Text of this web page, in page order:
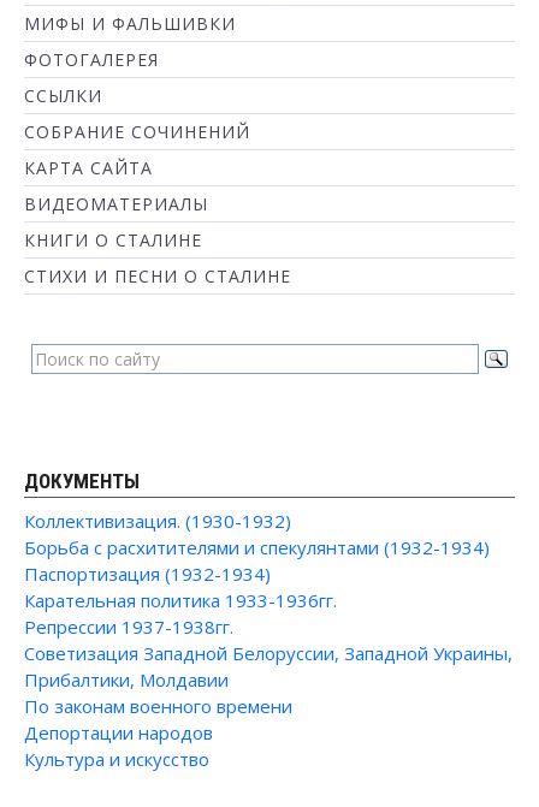
МИФЫ И ФАЛЬШИВКИ
ФОТОГАЛЕРЕЯ
ССЫЛКИ
СОБРАНИЕ СОЧИНЕНИЙ
КАРТА САЙТА
ВИДЕОМАТЕРИАЛЫ
КНИГИ О СТАЛИНЕ
СТИХИ И ПЕСНИ О СТАЛИНЕ
ДОКУМЕНТЫ
Коллективизация. (1930-1932)
Борьба с расхитителями и спекулянтами (1932-1934)
Паспортизация (1932-1934)
Карательная политика 1933-1936гг.
Репрессии 1937-1938гг.
Советизация Западной Белоруссии, Западной Украины,
Прибалтики, Молдавии
По законам военного времени
Депортации народов
Культура и искусство